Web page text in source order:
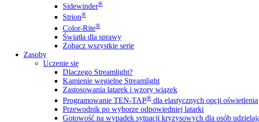
Sidewinder®
Strion®
Color-Rite®
Światła dla sprawy
Zobacz wszystkie serie
Zasoby
Uczenie się
Dlaczego Streamlight?
Kamienie węgielne Streamlight
Zastosowania latarek i wzory wiązek
Programowanie TEN-TAP® dla elastycznych opcji oświetlenia
Przewodnik po wyborze odpowiedniej latarki
Gotowość na wypadek sytuacji kryzysowych dla osób